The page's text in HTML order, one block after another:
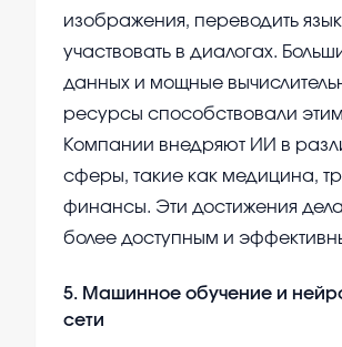
изображения, переводить
участвовать в диалогах.
данных и мощные
ресурсы способствовали
Компании внедряют ИИ в
сферы, такие как медицина,
финансы. Эти достижения
более доступным и
5. Машинное обучение и
сети